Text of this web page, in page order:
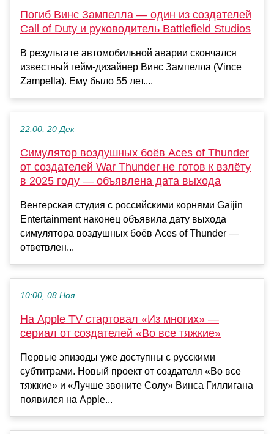
Погиб Винс Зампелла — один из создателей
Call of Duty и руководитель Battlefield Studios
В результате автомобильной аварии скончался
известный гейм-дизайнер Винс Зампелла (Vince
Zampella). Ему было 55 лет....
22:00, 20 Дек
Симулятор воздушных боёв Aces of Thunder
от создателей War Thunder не готов к взлёту
в 2025 году — объявлена дата выхода
Венгерская студия с российскими корнями Gaijin
Entertainment наконец объявила дату выхода
симулятора воздушных боёв Aces of Thunder —
ответвлен...
10:00, 08 Ноя
На Apple TV стартовал «Из многих» —
сериал от создателей «Во все тяжкие»
Первые эпизоды уже доступны с русскими
субтитрами. Новый проект от создателя «Во все
тяжкие» и «Лучше звоните Солу» Винса Гиллигана
появился на Apple...